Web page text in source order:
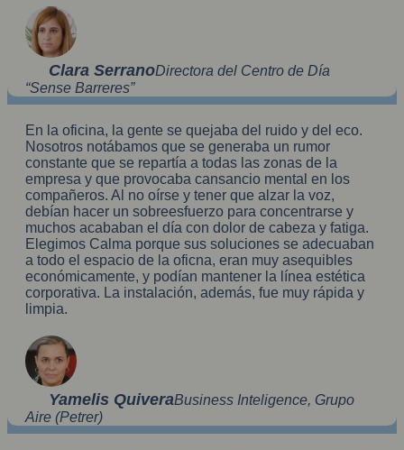
Clara SerranoDirectora del Centro de Día
“Sense Barreres”
En la oficina, la gente se quejaba del ruido y del eco.
Nosotros notábamos que se generaba un rumor
constante que se repartía a todas las zonas de la
empresa y que provocaba cansancio mental en los
compañeros. Al no oírse y tener que alzar la voz,
debían hacer un sobreesfuerzo para concentrarse y
muchos acababan el día con dolor de cabeza y fatiga.
Elegimos Calma porque sus soluciones se adecuaban
a todo el espacio de la oficna, eran muy asequibles
económicamente, y podían mantener la línea estética
corporativa. La instalación, además, fue muy rápida y
limpia.
Yamelis QuiveraBusiness Inteligence, Grupo
Aire (Petrer)